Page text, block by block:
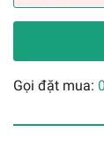
Gọi đặt mua: